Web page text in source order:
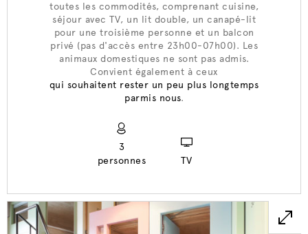
toutes les commodités, comprenant cuisine,
séjour avec TV, un lit double, un canapé-lit
pour une troisième personne et un balcon
privé (pas d'accès entre 23h00-07h00). Les
animaux domestiques ne sont pas admis.
Convient également à ceux
qui souhaitent rester un peu plus longtemps
parmis nous.
3
personnes
TV